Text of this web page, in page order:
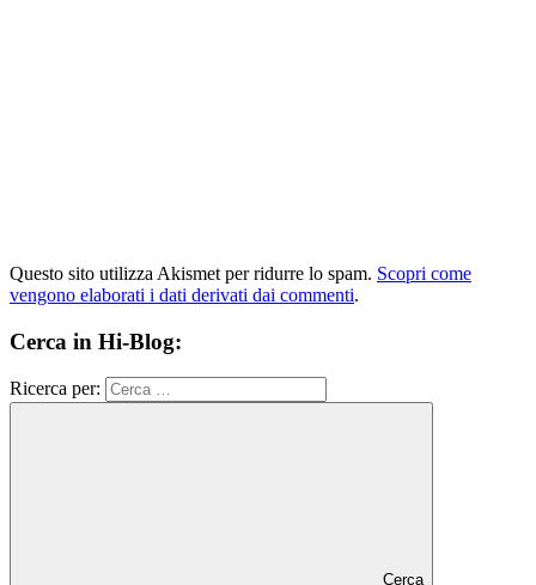
Questo sito utilizza Akismet per ridurre lo spam. Scopri come
vengono elaborati i dati derivati dai commenti.
Cerca in Hi-Blog:
Ricerca per:
Cerca